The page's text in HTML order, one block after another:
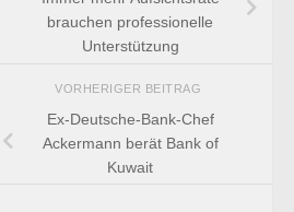
brauchen professionelle
Unterstützung
VORHERIGER BEITRAG
Ex-Deutsche-Bank-Chef
Ackermann berät Bank of
Kuwait‎